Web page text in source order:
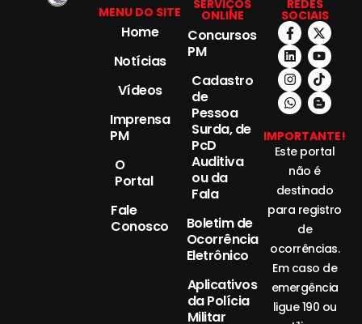
MENU DO SITE
Home
Notícias
Vídeos
Imprensa
PM
O
Portal
Fale
Conosco
SERVIÇOS
ONLINE
Concursos
PM
Cadastro
de
Pessoa
Surda, de
PcD
Auditiva
ou da
Fala
Boletim de
Ocorrência
Eletrônico
Aplicativos
da Polícia
Militar
REDES
SOCIAIS
IMPORTANTE!
Este portal
não é
destinado
para registro
de
ocorrências.
Em caso de
emergência
ligue 190 ou